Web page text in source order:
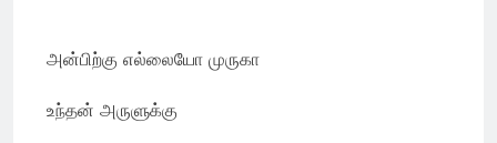
அன்பிற்கு எல்லையோ முருகா
உந்தன் அருளுக்கு